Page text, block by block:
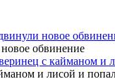
новое
с кайманом и